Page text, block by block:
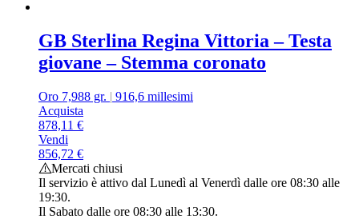
GB Sterlina Regina Vittoria – Testa
giovane – Stemma coronato
Oro 7,988 gr. | 916,6 millesimi
Acquista
878,11 €
Vendi
856,72 €
Mercati chiusi
Il servizio è attivo dal Lunedì al Venerdì dalle ore 08:30 alle
19:30.
Il Sabato dalle ore 08:30 alle 13:30.